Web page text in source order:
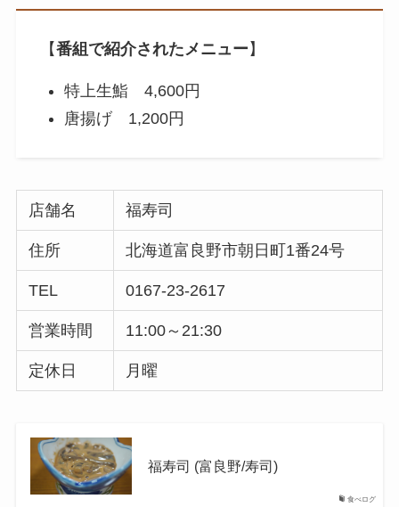
【番組で紹介されたメニュー 】
特上生鮨 4,600円
唐揚げ 1,200円
店舗名 福寿司
住所 北海道富良野市朝日町1番24号
TEL 0167-23-2617
営業時間 11:00～21:30
定休日 月曜
食べログ
福寿司 (富良野/寿司)